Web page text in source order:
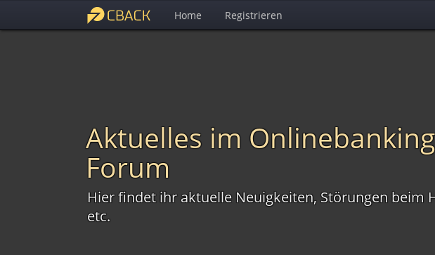
Home Registrieren
Aktuelles im
Forum
Hier findet ihr aktuelle Neuigkeiten, Störungen beim
etc.